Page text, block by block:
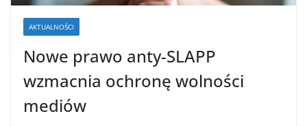
AKTUALNOŚCI
Nowe prawo anty-SLAPP
wzmacnia ochronę wolności
mediów